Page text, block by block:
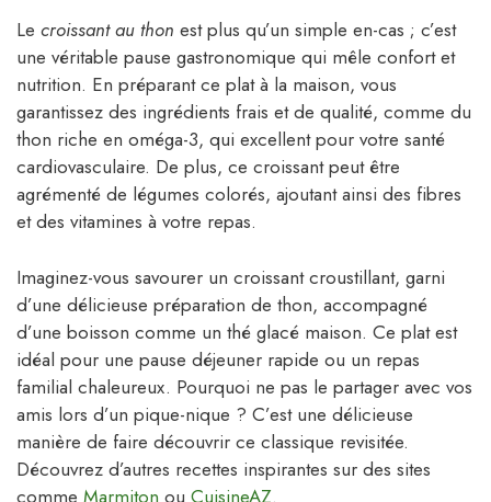
Le croissant au thon est plus qu’un simple en-cas ; c’est
une véritable pause gastronomique qui mêle confort et
nutrition. En préparant ce plat à la maison, vous
garantissez des ingrédients frais et de qualité, comme du
thon riche en oméga-3, qui excellent pour votre santé
cardiovasculaire. De plus, ce croissant peut être
agrémenté de légumes colorés, ajoutant ainsi des fibres
et des vitamines à votre repas.
Imaginez-vous savourer un croissant croustillant, garni
d’une délicieuse préparation de thon, accompagné
d’une boisson comme un thé glacé maison. Ce plat est
idéal pour une pause déjeuner rapide ou un repas
familial chaleureux. Pourquoi ne pas le partager avec vos
amis lors d’un pique-nique ? C’est une délicieuse
manière de faire découvrir ce classique revisitée.
Découvrez d’autres recettes inspirantes sur des sites
comme Marmiton ou CuisineAZ.